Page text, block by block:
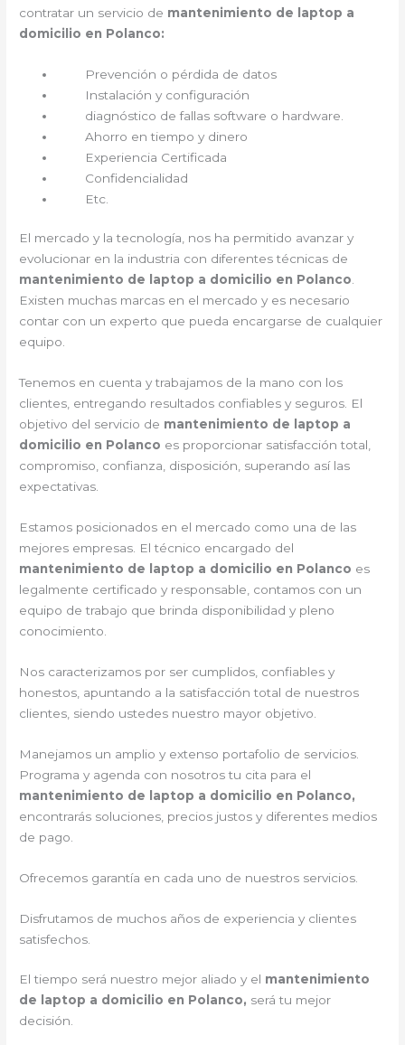
contratar un servicio de mantenimiento de laptop a
domicilio en Polanco:
Prevención o pérdida de datos
Instalación y configuración
diagnóstico de fallas software o hardware.
Ahorro en tiempo y dinero
Experiencia Certificada
Confidencialidad
Etc.
El mercado y la tecnología, nos ha permitido avanzar y
evolucionar en la industria con diferentes técnicas de
mantenimiento de laptop a domicilio en Polanco.
Existen muchas marcas en el mercado y es necesario
contar con un experto que pueda encargarse de cualquier
equipo.
Tenemos en cuenta y trabajamos de la mano con los
clientes, entregando resultados confiables y seguros. El
objetivo del servicio de mantenimiento de laptop a
domicilio en Polanco es proporcionar satisfacción total,
compromiso, confianza, disposición, superando así las
expectativas.
Estamos posicionados en el mercado como una de las
mejores empresas. El técnico encargado del
mantenimiento de laptop a domicilio en Polanco es
legalmente certificado y responsable, contamos con un
equipo de trabajo que brinda disponibilidad y pleno
conocimiento.
Nos caracterizamos por ser cumplidos, confiables y
honestos, apuntando a la satisfacción total de nuestros
clientes, siendo ustedes nuestro mayor objetivo.
Manejamos un amplio y extenso portafolio de servicios.
Programa y agenda con nosotros tu cita para el
mantenimiento de laptop a domicilio en Polanco,
encontrarás soluciones, precios justos y diferentes medios
de pago.
Ofrecemos garantía en cada uno de nuestros servicios.
Disfrutamos de muchos años de experiencia y clientes
satisfechos.
El tiempo será nuestro mejor aliado y el mantenimiento
de laptop a domicilio en Polanco, será tu mejor
decisión.